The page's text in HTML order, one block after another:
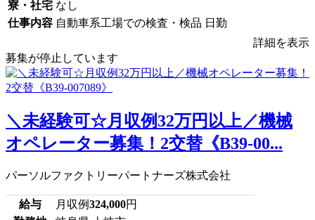
寮・社宅 なし
仕事内容 自動車系工場での検査・検品 日勤
詳細を表示
募集が停止しています
＼未経験可☆月収例32万円以上／機械
オペレーター募集！2交替《B39-00...
パーソルファクトリーパートナーズ株式会社
給与 月収例324,000円